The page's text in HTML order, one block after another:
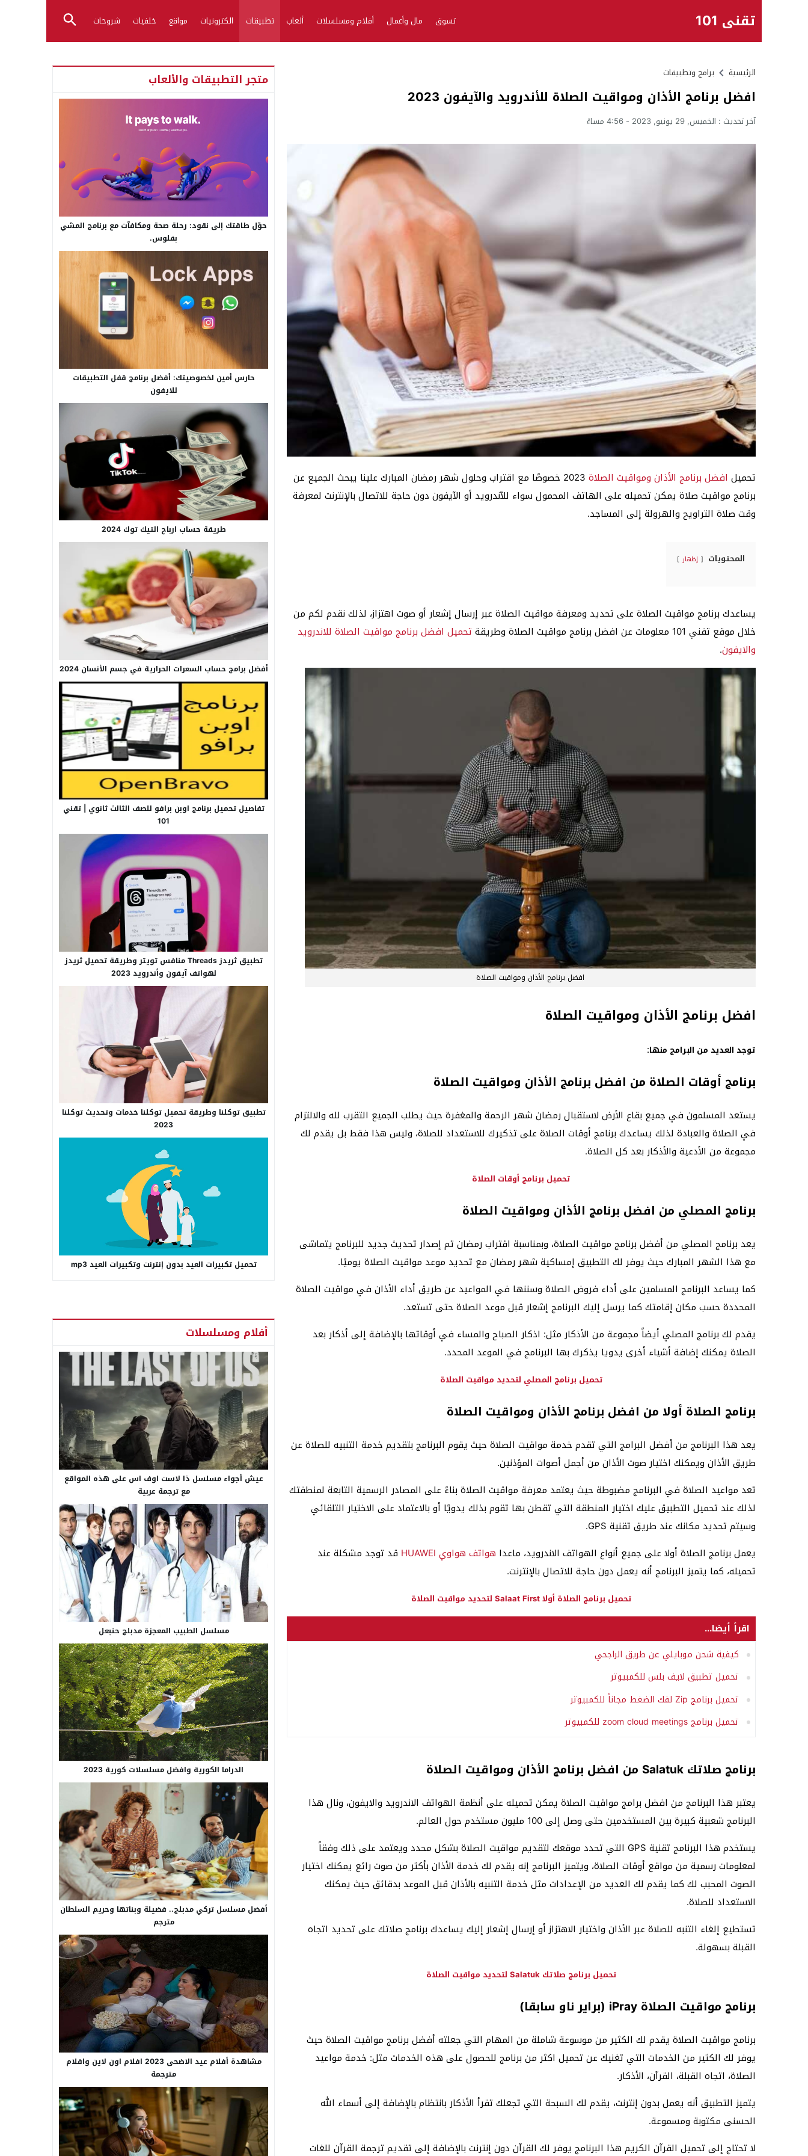
تقني 101 تسوق مال وأعمال أفلام ومسلسلات ألعاب تطبيقات الكترونيات مواقع خلفيات شروحات
الرئيسية برامج وتطبيقات
افضل برنامج الأذان ومواقيت الصلاة للأندرويد والآيفون 2023
آخر تحديث : الخميس, 29 يونيو, 2023 - 4:56 مساءً
تحميل افضل برنامج الأذان ومواقيت الصلاة
2023 خصوصًا مع اقتراب وحلول شهر رمضان المبارك علينا يبحث الجميع عن
برنامج مواقيت صلاة يمكن تحميله على الهاتف المحمول سواء للآندرويد أو الآيفون دون حاجة للاتصال بالإنترنت لمعرفة
وقت صلاة التراويح والهرولة إلى المساجد.
المحتويات إظهار
يساعدك برنامج مواقيت الصلاة على تحديد ومعرفة مواقيت الصلاة عبر إرسال إشعار أو صوت اهتزاز، لذلك نقدم لكم من
خلال موقع تقني 101 معلومات عن افضل برنامج مواقيت الصلاة وطريقة
تحميل افضل برنامج مواقيت الصلاة للاندرويد
والايفون.
افضل برنامج الأذان ومواقيت الصلاة
افضل برنامج الأذان ومواقيت الصلاة
توجد العديد من البرامج منها:
برنامج أوقات الصلاة من افضل برنامج الأذان ومواقيت الصلاة
يستعد المسلمون في جميع بقاع الأرض لاستقبال رمضان شهر الرحمة والمغفرة حيث يطلب الجميع التقرب لله والالتزام
في الصلاة والعبادة لذلك يساعدك برنامج أوقات الصلاة على تذكيرك للاستعداد للصلاة، وليس هذا فقط بل يقدم لك
مجموعة من الأدعية والأذكار بعد كل الصلاة.
تحميل برنامج أوقات الصلاة
برنامج المصلي من افضل برنامج الأذان ومواقيت الصلاة
يعد برنامج المصلي من أفضل برنامج مواقيت الصلاة، وبمناسبة اقتراب رمضان تم إصدار تحديث جديد للبرنامج يتماشى
مع هذا الشهر المبارك حيث يوفر لك التطبيق إمساكية شهر رمضان مع تحديد موعد مواقيت الصلاة يوميًا.
كما يساعد البرنامج المسلمين على أداء فروض الصلاة وسننها في المواعيد عن طريق أداء الأذان في مواقيت الصلاة
المحددة حسب مكان إقامتك كما يرسل إليك البرنامج إشعار قبل موعد الصلاة حتى تستعد.
يقدم لك برنامج المصلي أيضاً مجموعة من الأذكار مثل: اذكار الصباح والمساء في أوقاتها بالإضافة إلى أذكار بعد
الصلاة يمكنك إضافة أشياء أخرى يدويا يذكرك بها البرنامج في الموعد المحدد.
تحميل برنامج المصلي لتحديد مواقيت الصلاة
برنامج الصلاة أولا من افضل برنامج الأذان ومواقيت الصلاة
يعد هذا البرنامج من أفضل البرامج التي تقدم خدمة مواقيت الصلاة حيث يقوم البرنامج بتقديم خدمة التنبيه للصلاة عن
طريق الأذان ويمكنك اختيار صوت الأذان من أجمل أصوات المؤذنين.
تعد مواعيد الصلاة في البرنامج مضبوطة حيث يعتمد معرفة مواقيت الصلاة بناءً على المصادر الرسمية التابعة لمنطقتك
لذلك عند تحميل التطبيق عليك اختيار المنطقة التي تقطن بها تقوم بذلك يدويًا أو بالاعتماد على الاختيار التلقائي
وسيتم تحديد مكانك عند طريق تقنية GPS.
يعمل برنامج الصلاة أولا على جميع أنواع الهواتف الاندرويد، ماعدا هواتف هواوي HUAWEI
قد توجد مشكلة عند
تحميله، كما يتميز البرنامج أنه يعمل دون حاجة للاتصال بالإنترنت.
تحميل برنامج الصلاة أولا Salaat First لتحديد مواقيت الصلاة
اقرأ أيضا...
كيفية شحن موبايلي عن طريق الراجحي
تحميل تطبيق لايف بلس للكمبيوتر
تحميل برنامج Zip لفك الضغط مجاناً للكمبيوتر
تحميل برنامج zoom cloud meetings للكمبيوتر
برنامج صلاتك Salatuk من افضل برنامج الأذان ومواقيت الصلاة
يعتبر هذا البرنامج من افضل برامج مواقيت الصلاة يمكن تحميله على أنظمة الهواتف الاندرويد والايفون، ونال هذا
البرنامج شعبية كبيرة بين المستخدمين حتى وصل إلى 100 مليون مستخدم حول العالم.
يستخدم هذا البرنامج تقنية GPS التي تحدد موقعك لتقديم مواقيت الصلاة بشكل محدد ويعتمد على ذلك وفقاً
لمعلومات رسمية من مواقع أوقات الصلاة، ويتميز البرنامج إنه يقدم لك خدمة الأذان بأكثر من صوت رائع يمكنك اختيار
الصوت المحبب لك كما يقدم لك العديد من الإعدادات مثل خدمة التنبيه بالأذان قبل الموعد بدقائق حيث يمكنك
الاستعداد للصلاة.
تستطيع إلغاء التنبه للصلاة عبر الأذان واختيار الاهتزاز أو إرسال إشعار إليك يساعدك برنامج صلاتك على تحديد اتجاه
القبلة بسهولة.
تحميل برنامج صلاتك Salatuk لتحديد مواقيت الصلاة
برنامج مواقيت الصلاة iPray (براير ناو سابقا)
برنامج مواقيت الصلاة يقدم لك الكثير من موسوعة شاملة من المهام التي جعلته أفضل برنامج مواقيت الصلاة حيث
يوفر لك الكثير من الخدمات التي تغنيك عن تحميل اكثر من برنامج للحصول على هذه الخدمات مثل: خدمة مواعيد
الصلاة، اتجاه القبلة، القرآن، الأذكار.
يتميز التطبيق أنه يعمل بدون إنترنت، يقدم لك السبحة التي تجعلك تقرأ الأذكار بانتظام بالإضافة إلى أسماء الله
الحسنى مكتوبة ومسموعة.
لا تحتاج إلى تحميل القرآن الكريم هذا البرنامج يوفر لك القرآن دون إنترنت بالإضافة إلى تقديم ترجمة القرآن للغات
متجر التطبيقات والألعاب
حوّل طاقتك إلى نقود: رحلة صحة ومكافآت مع برنامج المشي
بفلوس.
حارس أمين لخصوصيتك: أفضل برنامج قفل التطبيقات
للايفون
طريقة حساب ارباح التيك توك 2024
أفضل برامج حساب السعرات الحرارية في جسم الأنسان 2024
تفاصيل تحميل برنامج اوبن برافو للصف الثالث ثانوي | تقني
101
تطبيق ثريدز Threads منافس تويتر وطريقة تحميل ثريدز
لهواتف آيفون وأندرويد 2023
تطبيق توكلنا وطريقة تحميل توكلنا خدمات وتحديث توكلنا
2023
تحميل تكبيرات العيد بدون إنترنت وتكبيرات العيد mp3
أفلام ومسلسلات
عيش أجواء مسلسل ذا لاست اوف اس على هذه المواقع
مع ترجمة عربية
مسلسل الطبيب المعجزة مدبلج حنبعل
الدراما الكورية وافضل مسلسلات كورية 2023
أفضل مسلسل تركي مدبلج.. فضيلة وبناتها وحريم السلطان
مترجم
مشاهدة أفلام عيد الاضحى 2023 افلام اون لاين وافلام
مترجمة